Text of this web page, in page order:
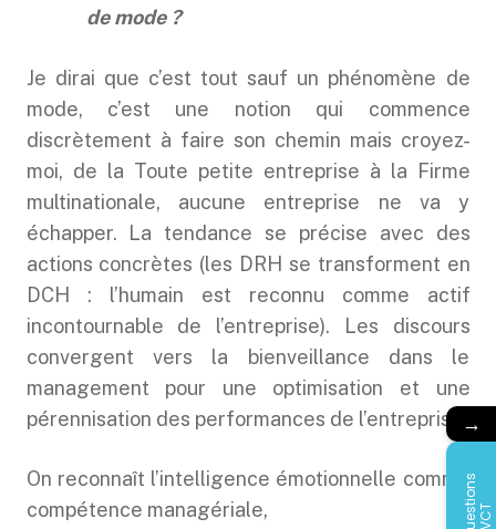
de mode ?
Je dirai que c’est tout sauf un phénomène de
mode, c’est une notion qui commence
discrètement à faire son chemin mais croyez-
moi, de la Toute petite entreprise à la Firme
multinationale, aucune entreprise ne va y
échapper. La tendance se précise avec des
actions concrètes (les DRH se transforment en
DCH : l’humain est reconnu comme actif
incontournable de l’entreprise). Les discours
convergent vers la bienveillance dans le
management pour une optimisation et une
pérennisation des performances de l’entreprise.
On reconnaît l’intelligence émotionnelle comme
compétence managériale,
→
Q
u
e
st
i
o
n
s
Q
V
CT